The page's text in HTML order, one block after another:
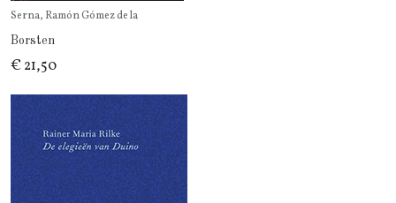
Serna, Ramón Gómez de la
Borsten
€ 21,50